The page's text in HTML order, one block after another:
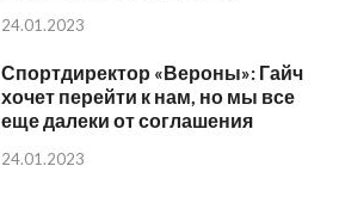
24.01.2023
Спортдиректор «Вероны»: Гайч
хочет перейти к нам, но мы все
еще далеки от соглашения
24.01.2023